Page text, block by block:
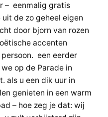
– eenmalig gratis
de zo geheel eigen
door bjorn van rozen
accenten
een eerder
op de Parade in
als u een dik uur in
genieten in een warm
– hoe zeg je dat: wij